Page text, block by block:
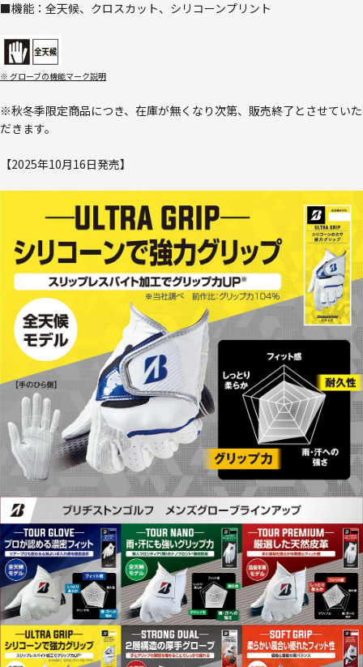
■機能：全天候、クロスカット、シリコーンプリント
※ グローブの機能マーク説明
※秋冬季限定商品につき、在庫が無くなり次第、販売終了とさせていた
だきます。
【2025年10月16日発売】